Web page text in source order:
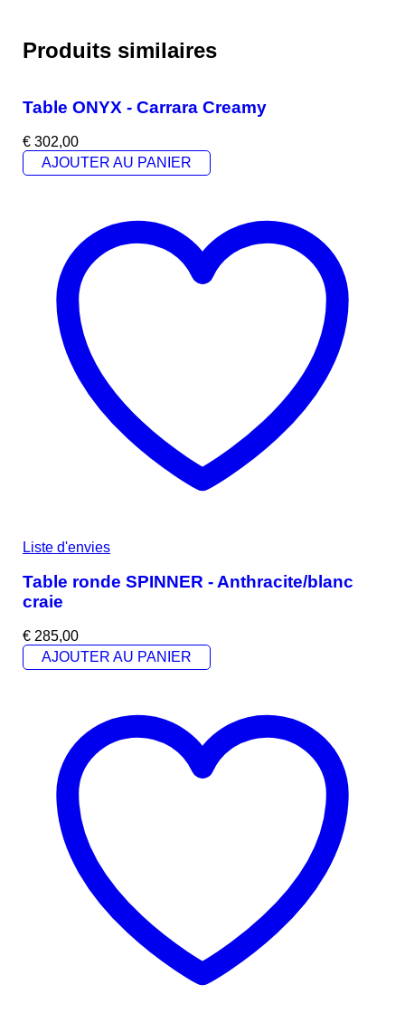
Produits similaires
Table ONYX - Carrara Creamy
€ 302,00
AJOUTER AU PANIER
Liste d'envies
Table ronde SPINNER - Anthracite/blanc
craie
€ 285,00
AJOUTER AU PANIER